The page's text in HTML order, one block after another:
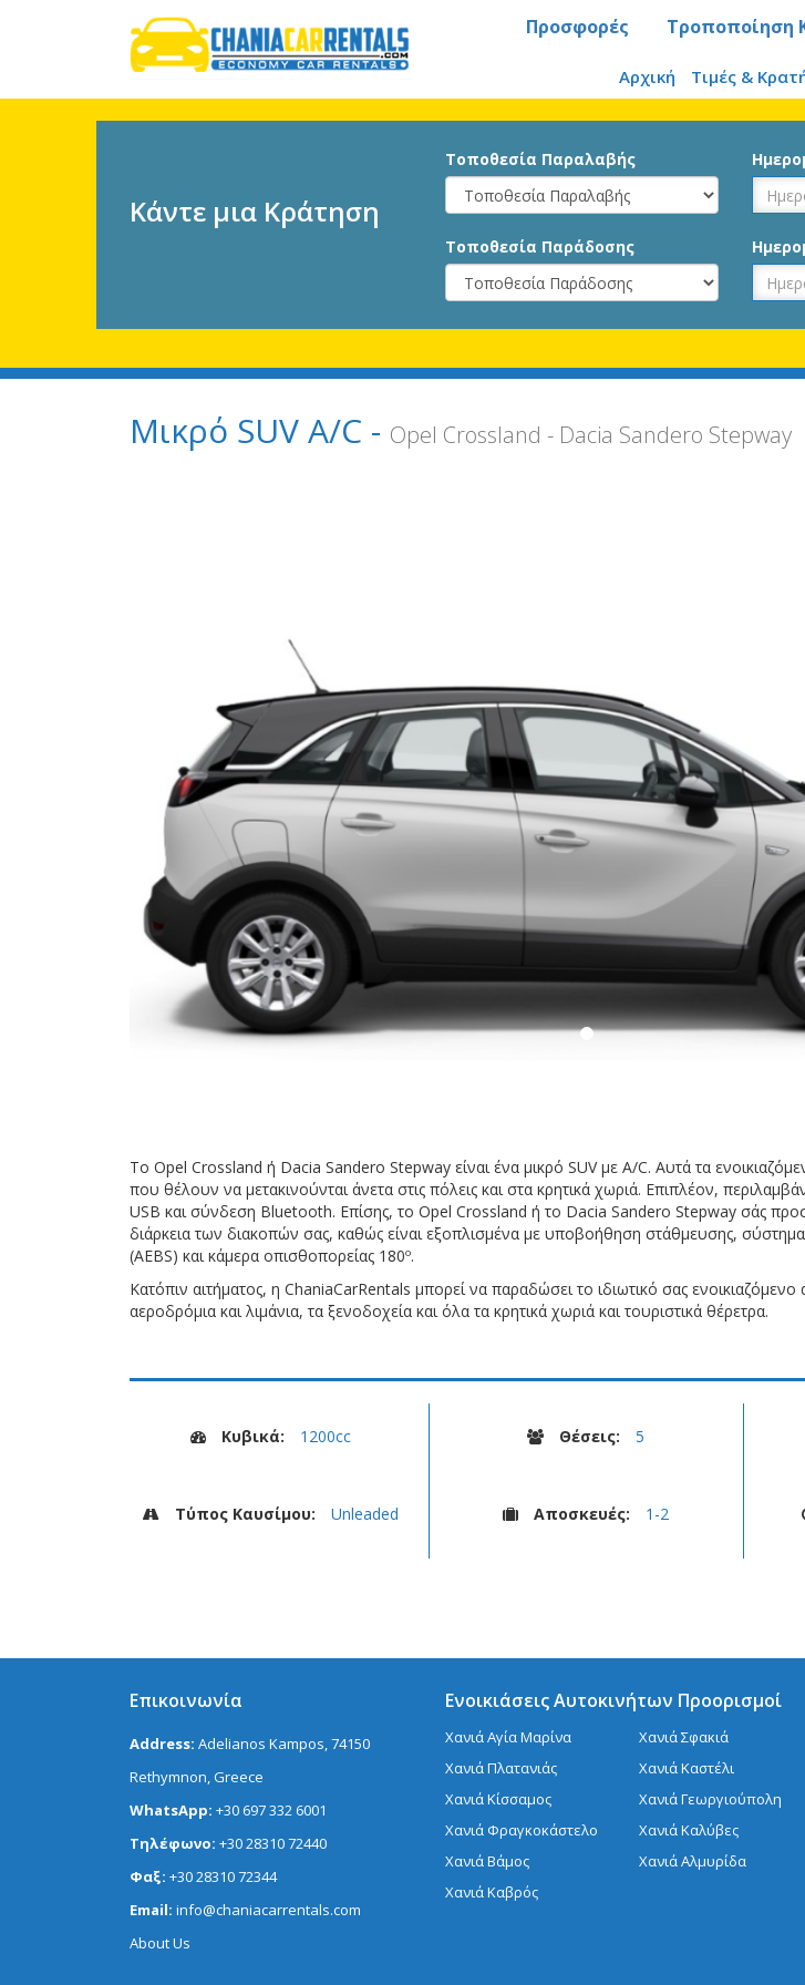
Προσφορές Τροποποίηση
Αρχική Τιμές &
Κάντε μια Κράτηση
Τοποθεσία Παραλαβής
Τοποθεσία Παράδοσης
Μικρό SUV A/C - Opel Crossland - Dacia Sandero Stepway
Το Opel Crossland ή Dacia Sandero Stepway είναι ένα μικρό SUV με A/C. Αυτά τα
που θέλουν να μετακινούνται άνετα στις πόλεις και στα κρητικά χωριά. Επιπλέον,
USB και σύνδεση Bluetooth. Επίσης, το Opel Crossland ή το Dacia Sandero Stepway σάς
διάρκεια των διακοπών σας, καθώς είναι εξοπλισμένα με υποβοήθηση στάθμευσης,
(AEBS) και κάμερα οπισθοπορείας 180º.
Κατόπιν αιτήματος, η ChaniaCarRentals μπορεί να παραδώσει το ιδιωτικό σας
αεροδρόμια και λιμάνια, τα ξενοδοχεία και όλα τα κρητικά χωριά και τουριστικά θέρετρα.
Κυβικά: 1200cc Θέσεις: 5
Τύπος Καυσίμου: Unleaded Αποσκευές: 1-2
Επικοινωνία
Address: Adelianos Kampos, 74150
Rethymnon, Greece
WhatsApp: +30 697 332 6001
Τηλέφωνο: +30 28310 72440
Φαξ: +30 28310 72344
Email: info@chaniacarrentals.com
About Us
Ενοικιάσεις Αυτοκινήτων Προορισμοί
Χανιά Αγία Μαρίνα
Χανιά Σφακιά
Χανιά Πλατανιάς
Χανιά Καστέλι
Χανιά Κίσσαμος
Χανιά Γεωργιούπολη
Χανιά Φραγκοκάστελο
Χανιά Καλύβες
Χανιά Βάμος
Χανιά Αλμυρίδα
Χανιά Καβρός